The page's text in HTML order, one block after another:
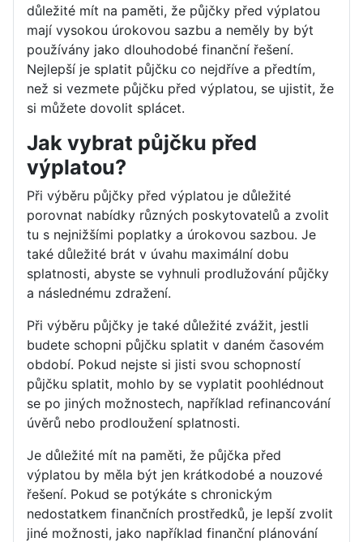
důležité mít na paměti, že půjčky před výplatou
mají vysokou úrokovou sazbu a neměly by být
používány jako dlouhodobé finanční řešení.
Nejlepší je splatit půjčku co nejdříve a předtím,
než si vezmete půjčku před výplatou, se ujistit, že
si můžete dovolit splácet.
Jak vybrat půjčku před
výplatou?
Při výběru půjčky před výplatou je důležité
porovnat nabídky různých poskytovatelů a zvolit
tu s nejnižšími poplatky a úrokovou sazbou. Je
také důležité brát v úvahu maximální dobu
splatnosti, abyste se vyhnuli prodlužování půjčky
a následnému zdražení.
Při výběru půjčky je také důležité zvážit, jestli
budete schopni půjčku splatit v daném časovém
období. Pokud nejste si jisti svou schopností
půjčku splatit, mohlo by se vyplatit poohlédnout
se po jiných možnostech, například refinancování
úvěrů nebo prodloužení splatnosti.
Je důležité mít na paměti, že půjčka před
výplatou by měla být jen krátkodobé a nouzové
řešení. Pokud se potýkáte s chronickým
nedostatkem finančních prostředků, je lepší zvolit
jiné možnosti, jako například finanční plánování